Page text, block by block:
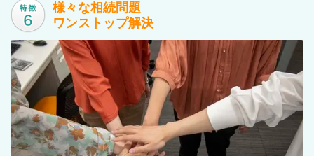
様々な相続問題
ワンストップ解決